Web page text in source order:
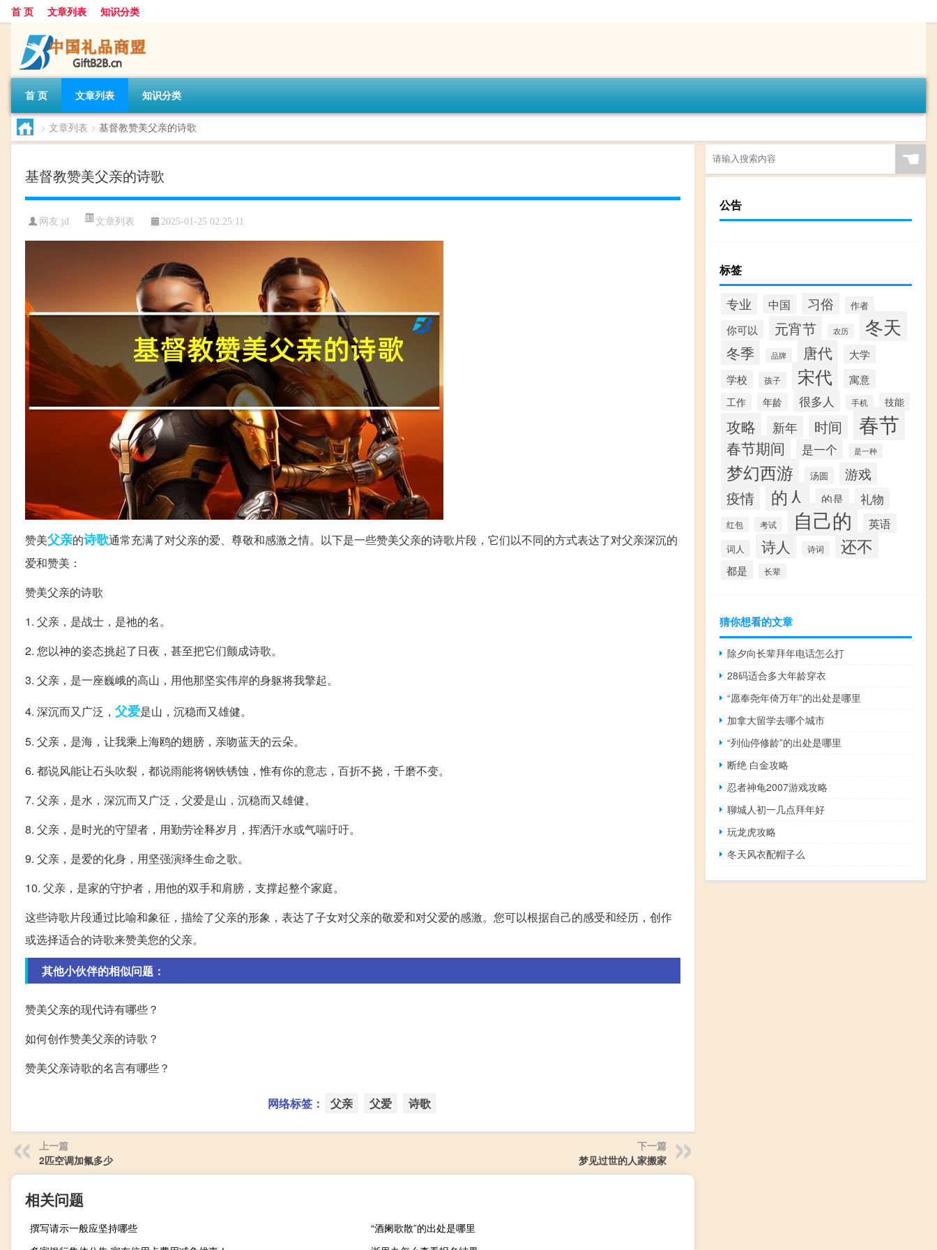
首 页 文章列表 知识分类
首 页 文章列表 知识分类
> 文章列表 > 基督教赞美父亲的诗歌
基督教赞美父亲的诗歌
网友:jd 文章列表 2025-01-25 02:25:11
赞美父亲的诗歌通常充满了对父亲的爱、尊敬和感激之情。以下是一些赞美父亲的诗歌片段，它们以不同的方式表达了对父亲深沉的
爱和赞美：
赞美父亲的诗歌
1. 父亲，是战士，是祂的名。
2. 您以神的姿态挑起了日夜，甚至把它们颤成诗歌。
3. 父亲，是一座巍峨的高山，用他那坚实伟岸的身躯将我擎起。
4. 深沉而又广泛， 父爱是山，沉稳而又雄健。
5. 父亲，是海，让我乘上海鸥的翅膀，亲吻蓝天的云朵。
6. 都说风能让石头吹裂，都说雨能将钢铁锈蚀，惟有你的意志，百折不挠，千磨不变。
7. 父亲，是水，深沉而又广泛，父爱是山，沉稳而又雄健。
8. 父亲，是时光的守望者，用勤劳诠释岁月，挥洒汗水或气喘吁吁。
9. 父亲，是爱的化身，用坚强演绎生命之歌。
10. 父亲，是家的守护者，用他的双手和肩膀，支撑起整个家庭。
这些诗歌片段通过比喻和象征，描绘了父亲的形象，表达了子女对父亲的敬爱和对父爱的感激。您可以根据自己的感受和经历，创作
或选择适合的诗歌来赞美您的父亲。
其他小伙伴的相似问题：
赞美父亲的现代诗有哪些？
如何创作赞美父亲的诗歌？
赞美父亲诗歌的名言有哪些？
网络标签： 父亲 父爱 诗歌
上一篇
2匹空调加氟多少
下一篇
梦见过世的人家搬家
相关问题
撰写请示一般应坚持哪些
“酒阑歌散”的出处是哪里
☚
公告
标签
专业 中国 习俗 作者
你可以 元宵节 农历 冬天
冬季 品牌 唐代
大学
学校
孩子 宋代 寓意
工作 年龄 很多人 手机 技能
攻略 新年 时间 春节
春节期间 是一个 是一种
梦幻西游 汤圆 游戏
疫情 的人 的是 礼物
红包 考试 自己的 英语
词人 诗人 诗词 还不
都是 长辈
猜你想看的文章
除夕向长辈拜年电话怎么打
28码适合多大年龄穿衣
“愿奉尧年倚万年”的出处是哪里
加拿大留学去哪个城市
“列仙停修龄”的出处是哪里
断绝 白金攻略
忍者神龟2007游戏攻略
聊城人初一几点拜年好
玩龙虎攻略
冬天风衣配帽子么